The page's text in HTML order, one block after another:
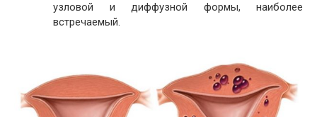
узловой и диффузной формы, наиболее
встречаемый.